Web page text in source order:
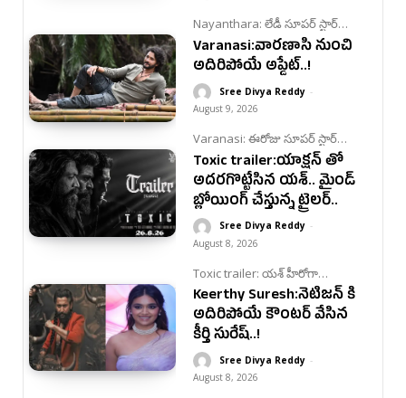
Nayanthara: లేడీ సూపర్ స్టార్
నయనతార తాజాగా తన రూల్స్ బ్రేక్
చేసి టాక్సిక్ ట్రైలర్ లాంచ్ లో
దర్శనమిచ్చి అందరినీ
Varanasi:వారణాసి నుంచి
అదిరిపోయే అప్డేట్..!
Sree Divya Reddy -
August 9, 2026
Varanasi: ఈరోజు సూపర్ స్టార్
మహేష్ బాబు పుట్టినరోజు కావడంతో
మహేష్ బాబు కు సంబంధించిన
పోస్టర్ను మేకర్స్ తాజాగా విడుదల
చేశారు.
Toxic trailer:యాక్షన్ తో
అదరగొట్టేసిన యశ్.. మైండ్
బ్లోయింగ్ చేస్తున్న ట్రైలర్..
Sree Divya Reddy -
August 8, 2026
Toxic trailer: యశ్ హీరోగా
నటిస్తున్న టాక్సిక్ మూవీ నుండి
తాజాగా ట్రైలర్ విడుదల చేశారు ఈ
ట్రైలర్ ఆధ్యాంతం ఆకట్టుకుంటూ
సినిమాపై అంచనాలు పెంచేసింది.
Keerthy Suresh:నెటిజన్ కి
అదిరిపోయే కౌంటర్ వేసిన
కీర్తి సురేష్..!
Sree Divya Reddy -
August 8, 2026